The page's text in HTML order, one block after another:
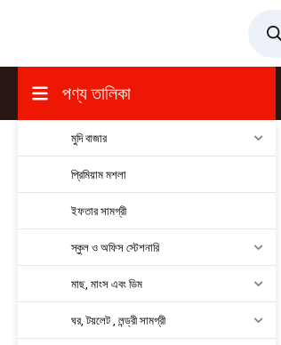
search
পণ্য তালিকা
মুদি বাজার
প্রিমিয়াম মশলা
ইফতার সামগ্রী
স্কুল ও অফিস স্টেশনারি
মাছ, মাংস এবং ডিম
ঘর, টয়লেট , লন্ড্রী সামগ্রী